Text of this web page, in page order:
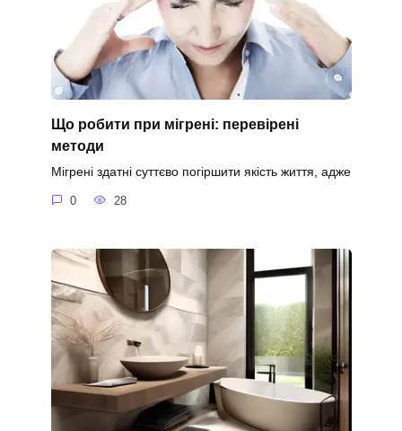
Що робити при мігрені: перевірені
методи
Мігрені здатні суттєво погіршити якість життя, адже
0 28